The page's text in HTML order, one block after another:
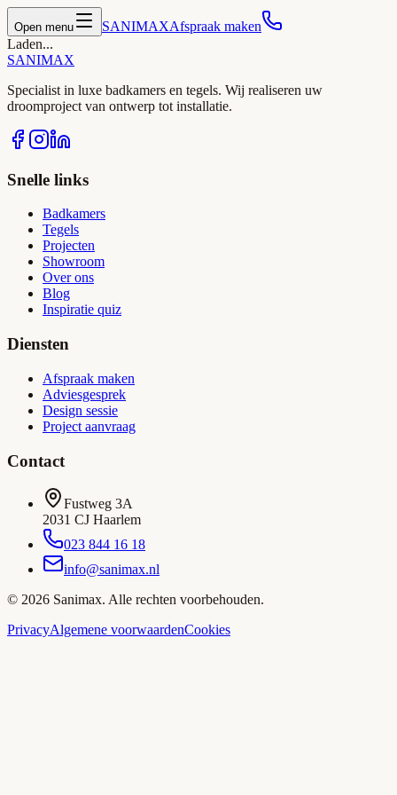
Open menu SANIMAXAfspraak maken
Laden...
SANIMAX
Specialist in luxe badkamers en tegels. Wij realiseren uw
droomproject van ontwerp tot installatie.
Snelle links
Badkamers
Tegels
Projecten
Showroom
Over ons
Blog
Inspiratie quiz
Diensten
Afspraak maken
Adviesgesprek
Design sessie
Project aanvraag
Contact
Fustweg 3A
2031 CJ Haarlem
023 844 16 18
info@sanimax.nl
© 2026 Sanimax. Alle rechten voorbehouden.
PrivacyAlgemene voorwaardenCookies